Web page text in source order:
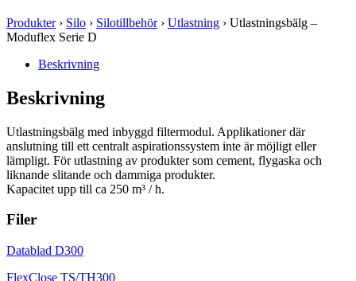
Produkter› Silo › Silotillbehör› Utlastning › Utlastningsbälg –
Moduflex Serie D
Beskrivning
Beskrivning
Utlastningsbälg med inbyggd filtermodul. Applikationer där
anslutning till ett centralt aspirationssystem inte är möjligt eller
lämpligt. För utlastning av produkter som cement, flygaska och
liknande slitande och dammiga produkter.
Kapacitet upp till ca 250 m³ / h.
Filer
Datablad D300
FlexClose TS/TH300